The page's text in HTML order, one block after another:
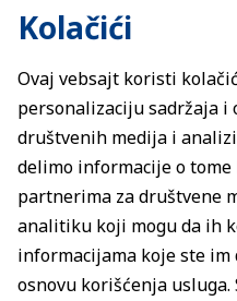
Kolačići
Ovaj vebsajt koristi
personalizaciju sadržaja
društvenih medija i
delimo informacije o
partnerima za društvene
analitiku koji mogu da ih
informacijama koje ste
osnovu korišćenja